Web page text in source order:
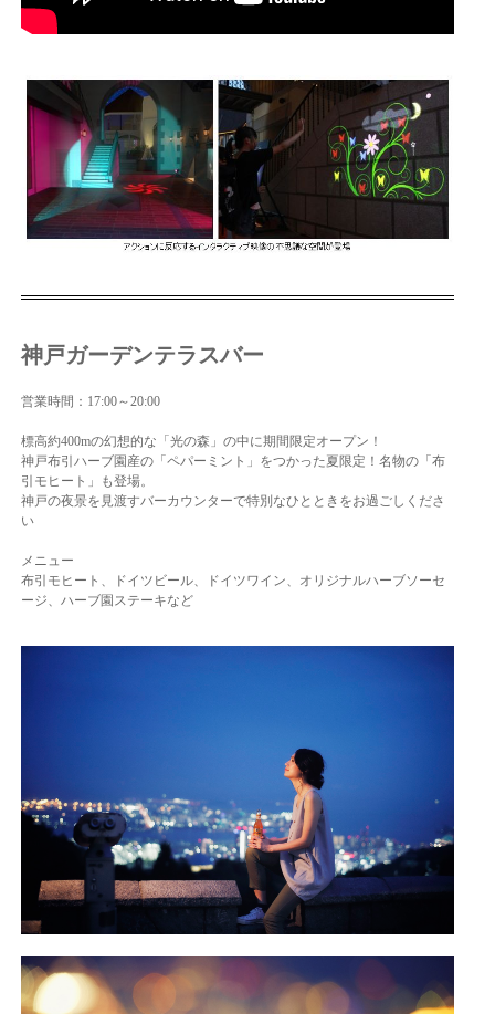
神戸ガーデンテラスバー
営業時間：17:00～20:00
標高約400mの幻想的な「光の森」の中に期間限定オープン！
神戸布引ハーブ園産の「ペパーミント」をつかった夏限定！名物の「布
引モヒート」も登場。
神戸の夜景を見渡すバーカウンターで特別なひとときをお過ごしくださ
い
メニュー
布引モヒート、ドイツビール、ドイツワイン、オリジナルハーブソーセ
ージ、ハーブ園ステーキなど